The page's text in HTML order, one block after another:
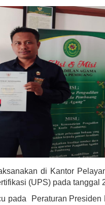
di Kantor
(UPS) pada tanggal
pada  Peraturan